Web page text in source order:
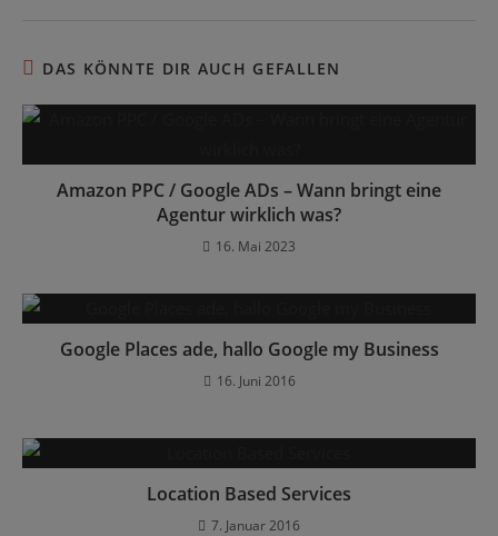
DAS KÖNNTE DIR AUCH GEFALLEN
Amazon PPC / Google ADs – Wann bringt eine
Agentur wirklich was?
16. Mai 2023
Google Places ade, hallo Google my Business
16. Juni 2016
Location Based Services
7. Januar 2016